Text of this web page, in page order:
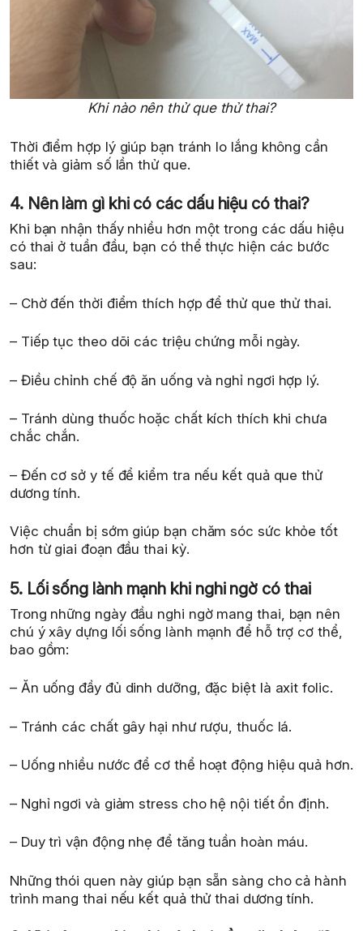
Khi nào nên thử que thử thai?
Thời điểm hợp lý giúp bạn tránh lo lắng không cần
thiết và giảm số lần thử que.
4. Nên làm gì khi có các dấu hiệu có thai?
Khi bạn nhận thấy nhiều hơn một trong các dấu hiệu
có thai ở tuần đầu, bạn có thể thực hiện các bước
sau:
– Chờ đến thời điểm thích hợp để thử que thử thai.
– Tiếp tục theo dõi các triệu chứng mỗi ngày.
– Điều chỉnh chế độ ăn uống và nghỉ ngơi hợp lý.
– Tránh dùng thuốc hoặc chất kích thích khi chưa
chắc chắn.
– Đến cơ sở y tế để kiểm tra nếu kết quả que thử
dương tính.
Việc chuẩn bị sớm giúp bạn chăm sóc sức khỏe tốt
hơn từ giai đoạn đầu thai kỳ.
5. Lối sống lành mạnh khi nghi ngờ có thai
Trong những ngày đầu nghi ngờ mang thai, bạn nên
chú ý xây dựng lối sống lành mạnh để hỗ trợ cơ thể,
bao gồm:
– Ăn uống đầy đủ dinh dưỡng, đặc biệt là axit folic.
– Tránh các chất gây hại như rượu, thuốc lá.
– Uống nhiều nước để cơ thể hoạt động hiệu quả hơn.
– Nghỉ ngơi và giảm stress cho hệ nội tiết ổn định.
– Duy trì vận động nhẹ để tăng tuần hoàn máu.
Những thói quen này giúp bạn sẵn sàng cho cả hành
trình mang thai nếu kết quả thử thai dương tính.